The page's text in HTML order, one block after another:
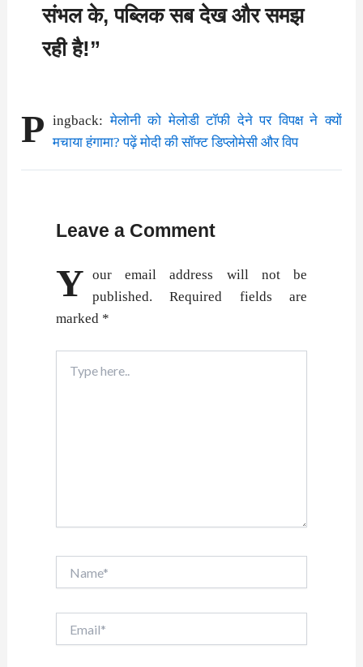
संभल के, पब्लिक सब देख और समझ
रही है!”
P ingback:मेलोनी को मेलोडी टॉफी देने पर विपक्ष ने क्यों
मचाया हंगामा? पढ़ें मोदी की सॉफ्ट डिप्लोमेसी और विप
Leave a Comment
Y our email address will not be
published.
Required fields are
marked *
here..